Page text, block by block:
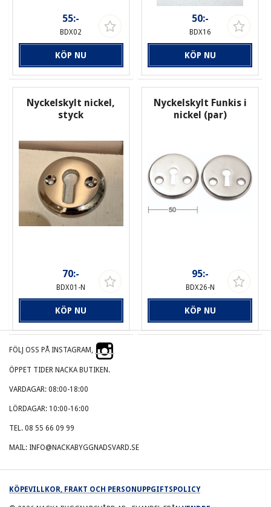
55:-
BDX02
KÖP NU
50:-
BDX16
KÖP NU
Nyckelskylt nickel,
styck
70:-
BDX01-N
KÖP NU
Nyckelskylt Funkis i
nickel (par)
95:-
BDX26-N
KÖP NU
FÖLJ OSS PÅ INSTAGRAM,
ÖPPET TIDER NACKA BUTIKEN.
VARDAGAR: 08:00-18:00
LÖRDAGAR: 10:00-16:00
TEL. 08 55 66 09 99
MAIL: INFO@NACKABYGGNADSVARD.SE
KÖPEVILLKOR, FRAKT OCH PERSONUPPGIFTSPOLICY